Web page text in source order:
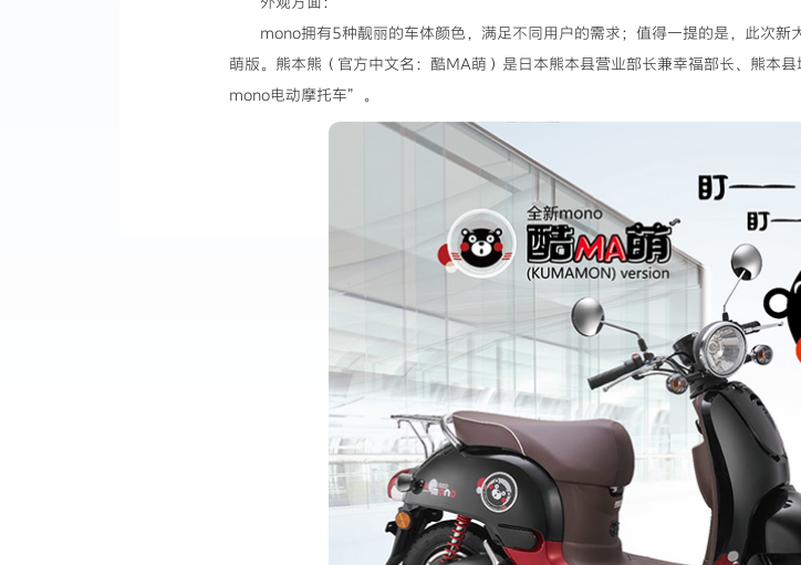
mono拥有5种靓丽的车体颜色，满足不同用户的需求；值得一提的是，此次
萌版。熊本熊（官方中文名：酷MA萌）是日本熊本县营业部长兼幸福部长、熊本
mono电动摩托车”。